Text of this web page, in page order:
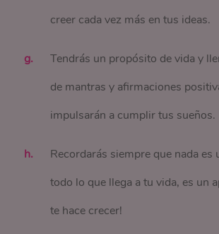
creer cada vez más en tus ideas.
Tendrás un propósito de vida y
de mantras y afirmaciones
impulsarán a cumplir tus sueños.
Recordarás siempre que nada es
todo lo que llega a tu vida, es un
te hace crecer!